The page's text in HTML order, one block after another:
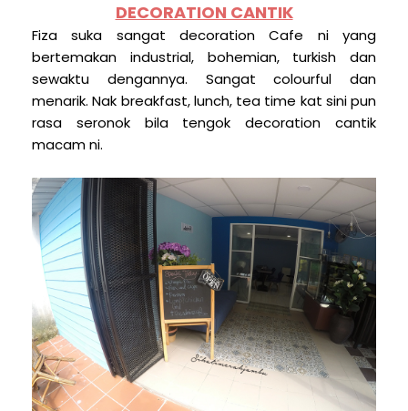
DECORATION CANTIK
Fiza suka sangat decoration Cafe ni yang
bertemakan industrial, bohemian, turkish dan
sewaktu dengannya. Sangat colourful dan
menarik. Nak breakfast, lunch, tea time kat sini pun
rasa seronok bila tengok decoration cantik
macam ni.